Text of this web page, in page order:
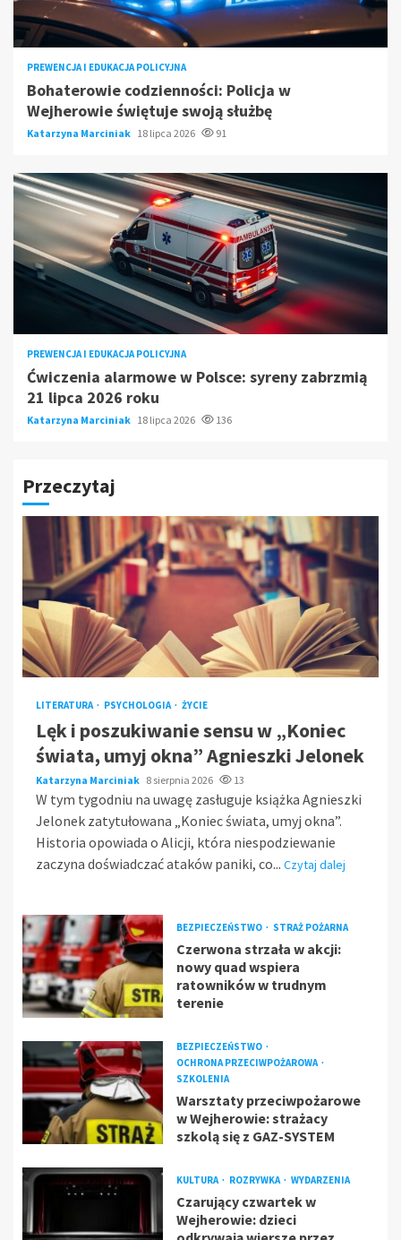
PREWENCJA I EDUKACJA POLICYJNA
Bohaterowie codzienności: Policja w
Wejherowie świętuje swoją służbę
Katarzyna Marciniak 18 lipca 2026 91
PREWENCJA I EDUKACJA POLICYJNA
Ćwiczenia alarmowe w Polsce: syreny zabrzmią
21 lipca 2026 roku
Katarzyna Marciniak 18 lipca 2026 136
Przeczytaj
LITERATURA PSYCHOLOGIA ŻYCIE
Lęk i poszukiwanie sensu w „Koniec
świata, umyj okna” Agnieszki Jelonek
Katarzyna Marciniak 8 sierpnia 2026 13
W tym tygodniu na uwagę zasługuje książka Agnieszki
Jelonek zatytułowana „Koniec świata, umyj okna”.
Historia opowiada o Alicji, która niespodziewanie
zaczyna doświadczać ataków paniki, co... Czytaj dalej
BEZPIECZEŃSTWO STRAŻ POŻARNA
Czerwona strzała w akcji:
nowy quad wspiera
ratowników w trudnym
terenie
BEZPIECZEŃSTWO
OCHRONA PRZECIWPOŻAROWA
SZKOLENIA
Warsztaty przeciwpożarowe
w Wejherowie: strażacy
szkolą się z GAZ-SYSTEM
KULTURA ROZRYWKA WYDARZENIA
Czarujący czwartek w
Wejherowie: dzieci